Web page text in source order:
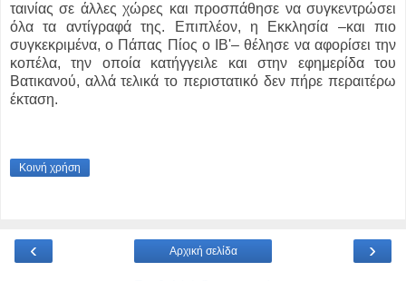
ταινίας σε άλλες χώρες και προσπάθησε να συγκεντρώσει
όλα τα αντίγραφά της. Επιπλέον, η Εκκλησία –και πιο
συγκεκριμένα, ο Πάπας Πίος ο ΙΒ'– θέλησε να αφορίσει την
κοπέλα, την οποία κατήγγειλε και στην εφημερίδα του
Βατικανού, αλλά τελικά το περιστατικό δεν πήρε περαιτέρω
έκταση.
Κοινή χρήση
‹ ›
Αρχική σελίδα